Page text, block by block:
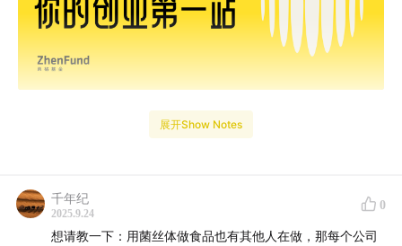
本期「此话当真」的嘉宾是 CellX 创始人兼 CEO 杨梓
展开Show Notes
千年纪
2025.9.24
0
想请教一下：用菌丝体做食品也有其他人在做，那每个公司